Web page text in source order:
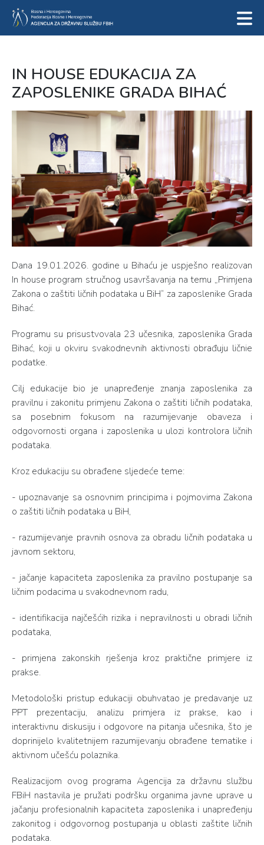
IN HOUSE EDUKACIJA ZA
ZAPOSLENIKE GRADA BIHAĆ
Dana 19.01.2026. godine u Bihaću je uspješno realizovan
In house program stručnog usavršavanja na temu „Primjena
Zakona o zaštiti ličnih podataka u BiH“ za zaposlenike Grada
Bihać.
Programu su prisustvovala 23 učesnika, zaposlenika Grada
Bihać, koji u okviru svakodnevnih aktivnosti obrađuju ličnie
podatke.
Cilj edukacije bio je unapređenje znanja zaposlenika za
pravilnu i zakonitu primjenu Zakona o zaštiti ličnih podataka,
sa posebnim fokusom na razumijevanje obaveza i
odgovornosti organa i zaposlenika u ulozi kontrolora ličnih
podataka.
Kroz edukaciju su obrađene sljedeće teme:
- upoznavanje sa osnovnim principima i pojmovima Zakona
o zaštiti ličnih podataka u BiH,
- razumijevanje pravnih osnova za obradu ličnih podataka u
javnom sektoru,
- jačanje kapaciteta zaposlenika za pravilno postupanje sa
ličnim podacima u svakodnevnom radu,
- identifikacija najčešćih rizika i nepravilnosti u obradi ličnih
podataka,
- primjena zakonskih rješenja kroz praktične primjere iz
prakse.
Metodološki pristup edukaciji obuhvatao je predavanje uz
PPT prezentaciju, analizu primjera iz prakse, kao i
interaktivnu diskusiju i odgovore na pitanja učesnika, što je
doprinijelo kvalitetnijem razumijevanju obrađene tematike i
aktivnom učešću polaznika.
Realizacijom ovog programa Agencija za državnu službu
FBiH nastavila je pružati podršku organima javne uprave u
jačanju profesionalnih kapaciteta zaposlenika i unapređenju
zakonitog i odgovornog postupanja u oblasti zaštite ličnih
podataka.